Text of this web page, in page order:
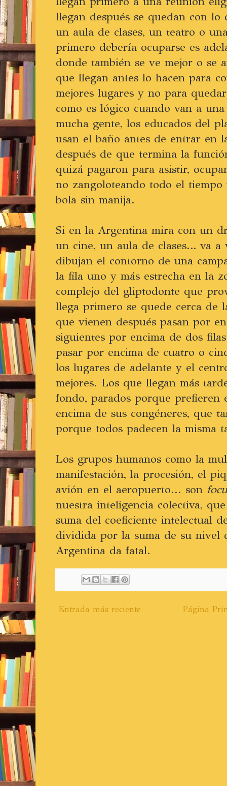
llegan después se quedan con lo
un aula de clases, un teatro o
primero debería ocuparse es
donde también se ve mejor o se
que llegan antes lo hacen para
mejores lugares y no para
como es lógico cuando van a
mucha gente, los educados del
usan el baño antes de entrar en
después de que termina la
quizá pagaron para asistir,
no zangoloteando todo el
bola sin manija.
Si en la Argentina mira con un
un cine, un aula de clases… va a
dibujan el contorno de una
la fila uno y más estrecha en la
complejo del gliptodonte que
llega primero se quede cerca de
que vienen después pasan por
siguientes por encima de dos
pasar por encima de cuatro o
los lugares de adelante y el
mejores. Los que llegan más
fondo, parados porque prefieren
encima de sus congéneres, que
porque todos padecen la misma
Los grupos humanos como la
manifestación, la procesión, el
avión en el aeropuerto... son
nuestra inteligencia colectiva,
suma del coeficiente intelectual
dividida por la suma de su nivel
Argentina da fatal.
Entrada más reciente Página